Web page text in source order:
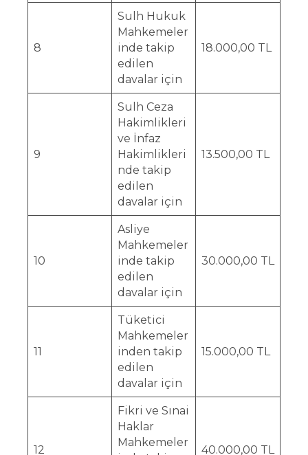
8
Sulh Hukuk
Mahkemeler
inde takip
edilen
davalar için
18.000,00 TL
9
Sulh Ceza
Hakimlikleri
ve İnfaz
Hakimlikleri
nde takip
edilen
davalar için
13.500,00 TL
10
Asliye
Mahkemeler
inde takip
edilen
davalar için
30.000,00 TL
11
Tüketici
Mahkemeler
inden takip
edilen
davalar için
15.000,00 TL
12
Fikri ve Sınai
Haklar
Mahkemeler
40.000,00 TL